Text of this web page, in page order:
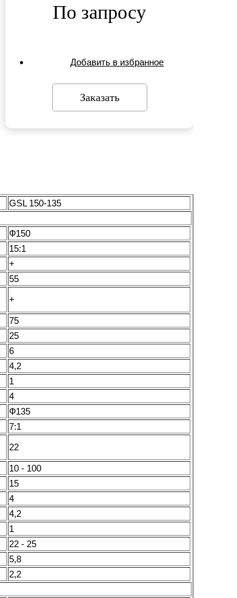
По запросу
Добавить в избранное
Заказать
GSL 150-135
Ф150
15:1
+
55
+
75
25
6
4,2
1
4
Ф135
7:1
22
10 - 100
15
4
4,2
1
22 - 25
5,8
2,2